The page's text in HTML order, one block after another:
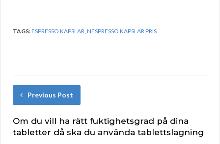
TAGS:ESPRESSO KAPSLAR,NESPRESSO KAPSLAR PRIS
Previous Post
Om du vill ha rätt fuktighetsgrad på dina
tabletter då ska du använda tablettslagning